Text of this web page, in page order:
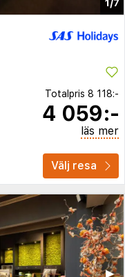
Totalpris 8 118:-
4 059:-
läs mer
Välj resa
▶︎